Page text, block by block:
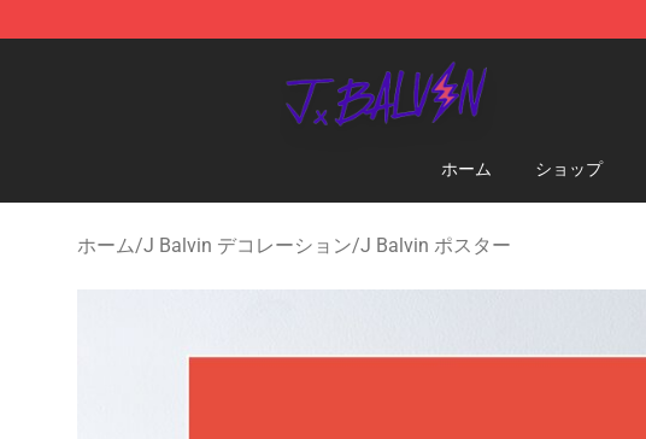
J Balvin Store - Official J Balvin Merchandise Shop
ホーム ショップ
ホーム/J Balvin デコレーション/J Balvin ポスター